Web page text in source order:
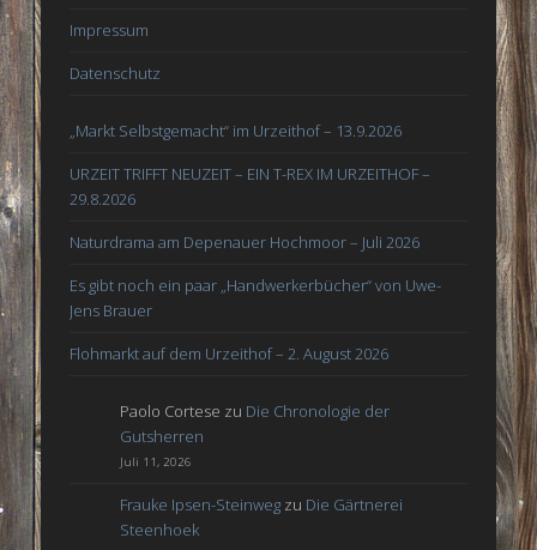
Impressum
Datenschutz
„Markt Selbstgemacht“ im Urzeithof – 13.9.2026
URZEIT TRIFFT NEUZEIT – EIN T-REX IM URZEITHOF –
29.8.2026
Naturdrama am Depenauer Hochmoor – Juli 2026
Es gibt noch ein paar „Handwerkerbücher“ von Uwe-
Jens Brauer
Flohmarkt auf dem Urzeithof – 2. August 2026
Paolo Cortese zu Die Chronologie der
Gutsherren
Juli 11, 2026
Frauke Ipsen-Steinweg zu Die Gärtnerei
Steenhoek